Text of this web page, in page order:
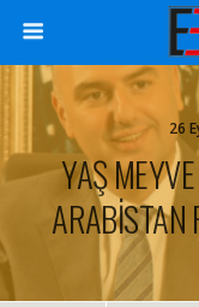
26
YAŞ
ARABİSTAN